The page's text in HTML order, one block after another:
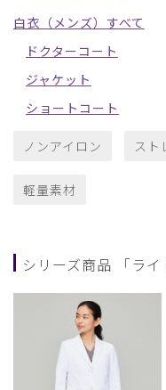
白衣（メンズ）すべて
ドクターコート
ジャケット
ショートコート
ノンアイロン スト
軽量素材
シリーズ商品 「ライ